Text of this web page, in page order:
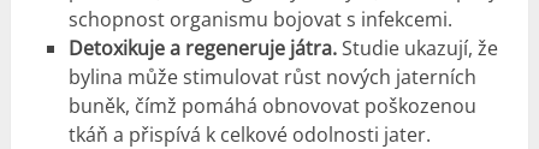
schopnost organismu bojovat s infekcemi.
Detoxikuje a regeneruje játra.Studie ukazují, že
bylina může stimulovat růst nových jaterních
buněk, čímž pomáhá obnovovat poškozenou
tkáň a přispívá k celkové odolnosti jater.